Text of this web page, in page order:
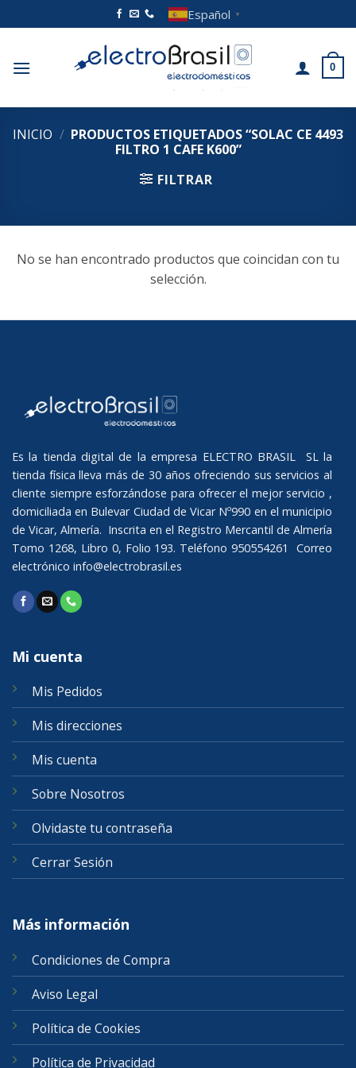
al
Español ▼
0
INICIO / PRODUCTOS ETIQUETADOS “SOLAC CE 4493
FILTRO 1 CAFE K600”
FILTRAR
No se han encontrado productos que coincidan con tu
selección.
Es la tienda digital de la empresa ELECTRO BRASIL SL la
tienda física lleva más de 30 años ofreciendo sus servicios al
cliente siempre esforzándose para ofrecer el mejor servicio ,
domiciliada en Bulevar Ciudad de Vicar Nº990 en el municipio
de Vicar, Almería. Inscrita en el Registro Mercantil de Almería
Tomo 1268, Libro 0, Folio 193. Teléfono 950554261 Correo
electrónico info@electrobrasil.es
Mi cuenta
Mis Pedidos
Mis direcciones
Mis cuenta
Sobre Nosotros
Olvidaste tu contraseña
Cerrar Sesión
Más información
Condiciones de Compra
Aviso Legal
Política de Cookies
Política de Privacidad